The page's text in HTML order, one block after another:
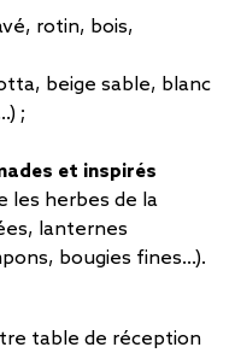
rotin, bois,
beige sable, blanc
;
et inspirés
les herbes de la
lanternes
bougies fines…).
table de réception